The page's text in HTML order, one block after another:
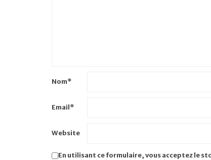
Nom*
Email*
Website
En utilisant ce formulaire, vous acceptez le